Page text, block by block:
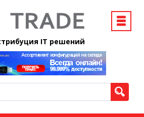
IT решений